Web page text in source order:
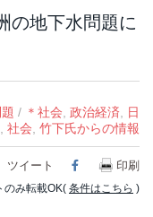
の地下水問題に
/ ＊社会, 政治経済, 日
, 社会, 竹下氏からの情報
ツイート Facebook
印刷
のみ転載OK( 条件はこちら )